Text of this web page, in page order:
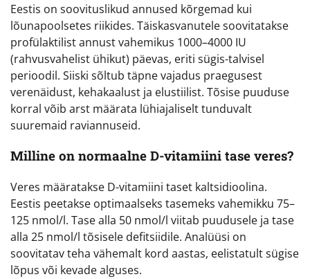
Eestis on soovituslikud annused kõrgemad kui
lõunapoolsetes riikides. Täiskasvanutele soovitatakse
profülaktilist annust vahemikus 1000–4000 IU
(rahvusvahelist ühikut) päevas, eriti sügis-talvisel
perioodil. Siiski sõltub täpne vajadus praegusest
verenäidust, kehakaalust ja elustiilist. Tõsise puuduse
korral võib arst määrata lühiajaliselt tunduvalt
suuremaid raviannuseid.
Milline on normaalne D-vitamiini tase veres?
Veres määratakse D-vitamiini taset kaltsidioolina.
Eestis peetakse optimaalseks tasemeks vahemikku 75–
125 nmol/l. Tase alla 50 nmol/l viitab puudusele ja tase
alla 25 nmol/l tõsisele defitsiidile. Analüüsi on
soovitatav teha vähemalt kord aastas, eelistatult sügise
lõpus või kevade alguses.